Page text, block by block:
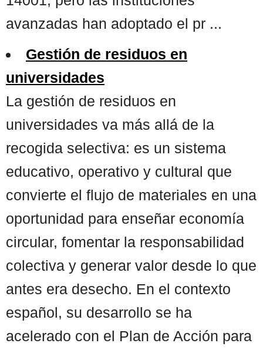
avanzadas han adoptado el pr ...
Gestión de residuos en
universidades
La gestión de residuos en
universidades va más allá de la
recogida selectiva: es un sistema
educativo, operativo y cultural que
convierte el flujo de materiales en una
oportunidad para enseñar economía
circular, fomentar la responsabilidad
colectiva y generar valor desde lo que
antes era desecho. En el contexto
español, su desarrollo se ha
acelerado con el Plan de Acción para